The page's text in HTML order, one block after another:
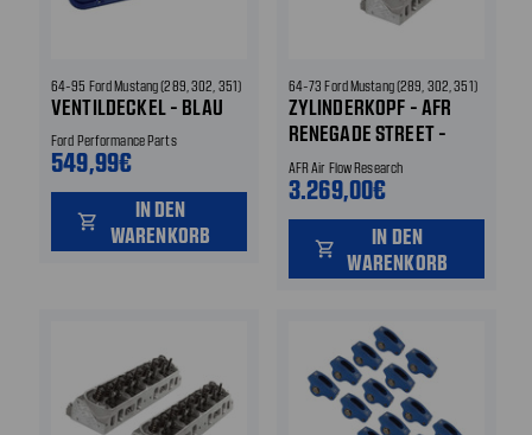
64-95 Ford Mustang (289, 302, 351)
VENTILDECKEL - BLAU
Ford Performance Parts
549,99€
shopping_cart
IN DEN
WARENKORB
64-73 Ford Mustang (289, 302, 351)
ZYLINDERKOPF - AFR
RENEGADE STREET -
ALUMINIUM MIT 7/16"
KIPPHEBELBOLZEN
AFR Air Flow Research
3.269,00€
shopping_cart
IN DEN
WARENKORB